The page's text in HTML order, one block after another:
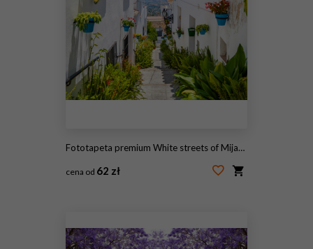
Fototapeta premium White streets of Mijas. Andalusia, Spain
cena od 62 zł